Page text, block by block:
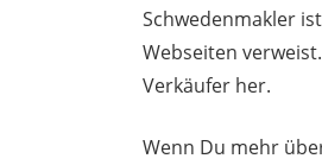
Schwedenmakler
Webseiten
Verkäufer her.
Wenn Du mehr